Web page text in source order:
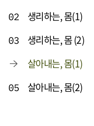
02 생리하는, 몸(1)
03
생리하는, 몸 (2)
살아내는, 몸(1)
05 살아내는, 몸(2)